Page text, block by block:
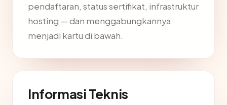
pendaftaran, status sertifikat, infrastruktur
hosting — dan menggabungkannya
menjadi kartu di bawah.
Informasi Teknis